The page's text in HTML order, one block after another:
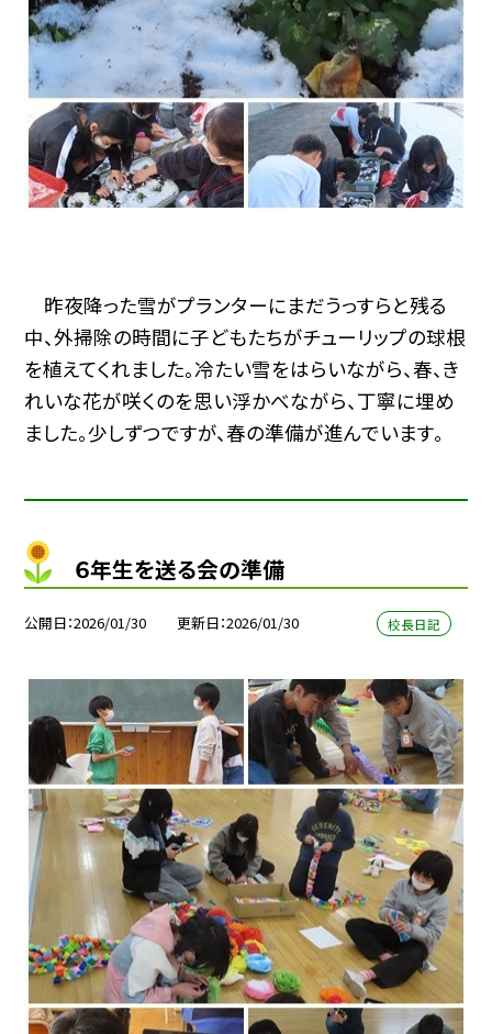
昨夜降った雪がプランターにまだうっすらと残る
中、外掃除の時間に子どもたちがチューリップの球根
を植えてくれました。冷たい雪をはらいながら、春、き
れいな花が咲くのを思い浮かべながら、丁寧に埋め
ました。少しずつですが、春の準備が進んでいます。
６年生を送る会の準備
公開日 2026/01/30 更新日 2026/01/30 校長日記